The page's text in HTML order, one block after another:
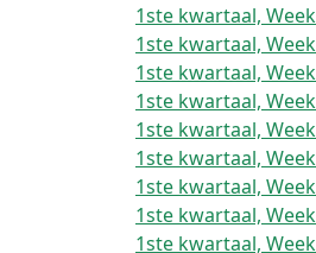
1ste kwartaal,
1ste kwartaal,
1ste kwartaal,
1ste kwartaal,
1ste kwartaal,
1ste kwartaal,
1ste kwartaal,
1ste kwartaal,
1ste kwartaal,